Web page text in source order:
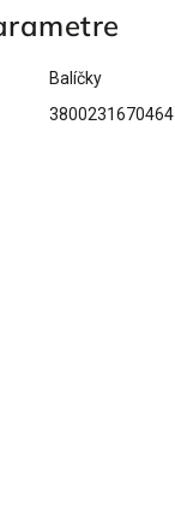
Balíčky
3800231670464